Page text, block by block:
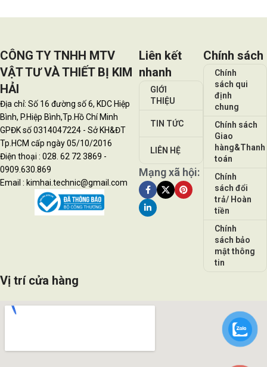
CÔNG TY TNHH MTV
VẬT TƯ VÀ THIẾT BỊ KIM
HẢI
Địa chỉ: Số 16 đường số 6, KDC Hiệp
Bình, P.Hiệp Bình,Tp.Hồ Chí Minh
GPĐK số 0314047224 - Sở KH&ĐT
Tp.HCM cấp ngày 05/10/2016
Điện thoại : 028. 62 72 3869 -
0909.630.869
Email : kimhai.technic@gmail.com
Liên kết
nhanh
GIỚI
THIỆU
TIN TỨC
LIÊN HỆ
Mạng xã hội:
Chính sách
Chính
sách qui
định
chung
Chính sách
Giao
hàng&Thanh
toán
Chính
sách đổi
trả/ Hoàn
tiền
Chính
sách bảo
mật thông
tin
Vị trí cửa hàng